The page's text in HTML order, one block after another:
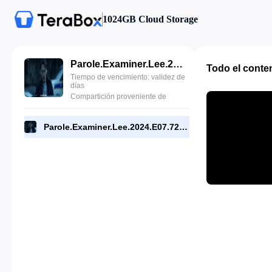
1024GB Cloud Storage
Parole.Examiner.Lee.2024.E07.720p.WEB.[RMC].mp4
Tiempo de vencimiento: validez de
días
Compartición proveniente de
Parole.Examiner.Lee.2024.E07.720p.WEB.[RMC].mp4
Todo el